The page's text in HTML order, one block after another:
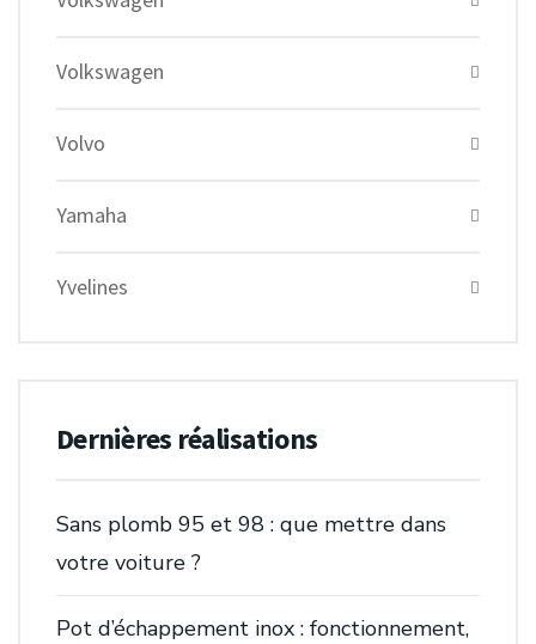
Volkswagen
Volvo
Yamaha
Yvelines
Dernières réalisations
Sans plomb 95 et 98 : que mettre dans
votre voiture ?
Pot d’échappement inox : fonctionnement,